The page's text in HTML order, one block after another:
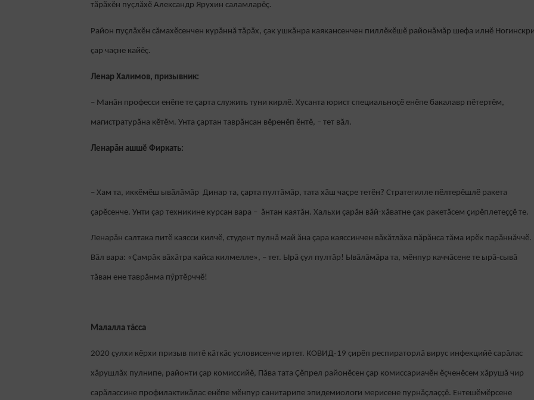
тӑрӑхӗн пуҫлӑхӗ Александр Ярухин саламларӗç.
Район пуçлăхӗн сăмахӗсенчен курăннă тӑрӑх, ҫак ушкӑнра каякансенчен пиллӗкӗшӗ районăмăр шефа илнӗ
çар чаçне кайӗç.
Ленар Халимов, призывник:
– Манăн професси енӗпе те ҫарта служить туни кирлӗ. Хусанта юрист специальноҫӗ енӗпе бакалавр пӗтертӗм,
магистратурӑна кӗтӗм. Унта ҫартан таврӑнсан вӗренӗп ӗнтӗ, – тет вӑл.
Ленарăн ашшӗ Фиркать:
– Хам та, иккӗмӗш ывӑлăмăр Динар та, ҫарта пултăмăр, тата хӑш чаҫре тетӗн? Стратегилле пӗлтерӗшлӗ ракета
ҫарӗсенче. Унти çар техникине курсан вара – ăнтан каятăн. Хальхи çарăн вăй-хăватне ҫак ракетӑсем ҫирӗплетеҫҫӗ те.
Ленарăн салтака питӗ каясси килчӗ, студент пулнă май ăна çара каяссинчен вăхăтлăха пăрăнса тăма ирӗк парӑннăччӗ.
Вăл вара: «Çамрăк вăхăтра кайса килмелле», – тет. Ырă çул пултăр! Ывăлăмăра та, мӗнпур каччăсене те ырă-сывă
тăван ене таврăнма пӳртӗрччӗ!
Малалла тăсса
2020 ҫулхи кӗрхи призыв питӗ кӑткӑс условисенче иртет. КОВИД-19 çирӗп респираторлă вирус инфекцийӗ сарăлас
хăрушлăх пулнипе, районти ҫар комиссийӗ, Пăва тата Ҫӗпрел районӗсен ҫар комиссариачӗн ӗçченӗсем хăрушă чир
сарăлассине профилактикăлас енӗпе мӗнпур санитарипе эпидемиологи мерисене пурнăçлаççӗ. Ентешӗмӗрсене